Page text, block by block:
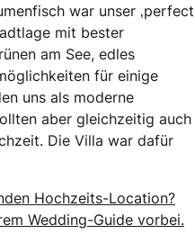
war unser ‚perfect
mit bester
am See, edles
für einige
uns als moderne
aber gleichzeitig auch
Die Villa war dafür
Hochzeits-Location?
Wedding-Guide vorbei.